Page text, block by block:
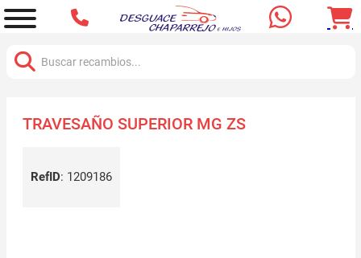
TRAVESAÑO SUPERIOR MG ZS
RefID: 1209186